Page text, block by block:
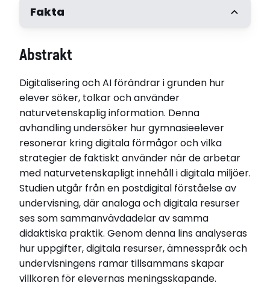
Fakta
Anna Lodén
Docent Johanna Lönngren, Umeå universitet.
Professor Christina Ottander, Umeå universitet
Opponent
Professor Jonas Hallström, Linköpings universitet,
Linköping
Disputerat vid
Umeå universitet
Disputationsdag
2026-01-09
Institution
Institutionen för naturvetenskapernas och
matematikens didaktik
Relaterade länkar
Abstrakt
Digitalisering och AI förändrar i grunden hur
elever söker, tolkar och använder
naturvetenskaplig information. Denna
avhandling undersöker hur gymnasieelever
resonerar kring digitala förmågor och vilka
strategier de faktiskt använder när de arbetar
med naturvetenskapligt innehåll i digitala miljöer.
Studien utgår från en postdigital förståelse av
undervisning, där analoga och digitala resurser
ses som sammanvävdadelar av samma
didaktiska praktik. Genom denna lins analyseras
hur uppgifter, digitala resurser, ämnesspråk och
undervisningens ramar tillsammans skapar
villkoren för elevernas meningsskapande.